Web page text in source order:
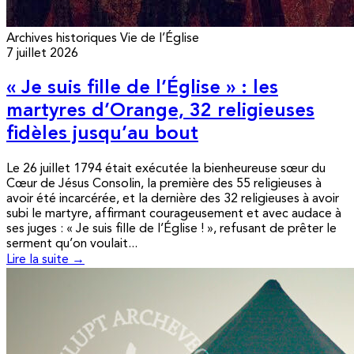
Archives historiques Vie de l’Église
7 juillet 2026
« Je suis fille de l’Église » : les
martyres d’Orange, 32 religieuses
fidèles jusqu’au bout
Le 26 juillet 1794 était exécutée la bienheureuse sœur du
Cœur de Jésus Consolin, la première des 55 religieuses à
avoir été incarcérée, et la dernière des 32 religieuses à avoir
subi le martyre, affirmant courageusement et avec audace à
ses juges : « Je suis fille de l’Église ! », refusant de prêter le
serment qu’on voulait...
Lire la suite →